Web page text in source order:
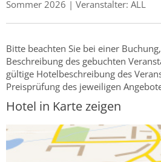
Sommer 2026 | Veranstalter: ALL
Bitte beachten Sie bei einer
Beschreibung des gebuchten
gültige Hotelbeschreibung des
Preisprüfung des jeweiligen
Hotel in Karte zeigen